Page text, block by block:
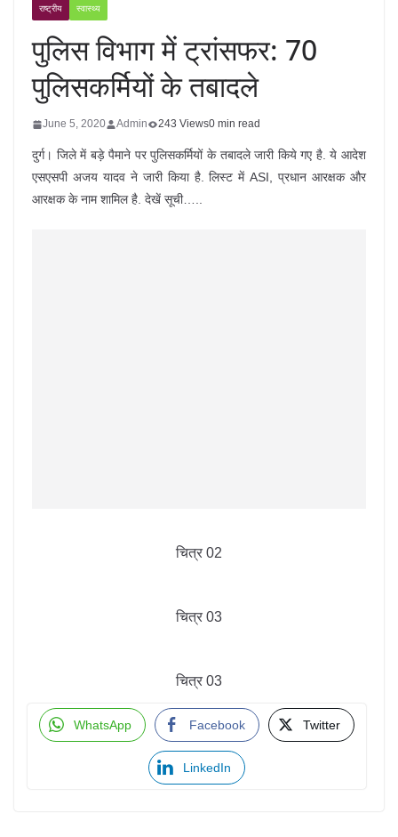
राष्ट्रीय स्वास्थ्य
पुलिस विभाग में ट्रांसफर: 70
पुलिसकर्मियों के तबादले
June 5, 2020 Admin 243 Views0 min read
दुर्ग। जिले में बड़े पैमाने पर पुलिसकर्मियों के तबादले जारी किये गए है. ये आदेश
एसएसपी अजय यादव ने जारी किया है. लिस्ट में ASI, प्रधान आरक्षक और
आरक्षक के नाम शामिल है. देखें सूची…..
चित्र 02
चित्र 03
चित्र 03
WhatsApp Facebook Twitter
LinkedIn